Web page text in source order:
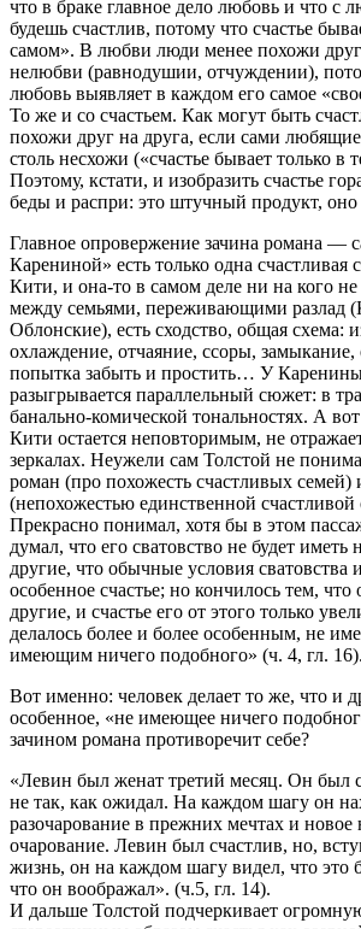
что в бpаке главное дело любовь и что с
будешь счастлив, потому что счастье
самом». В любви люди менее похожи друг
нелюбви (равнодушии, отчуждении),
любовь выявляет в каждом его самое
То же и со счастьем. Как могут быть
похожи друг на друга, если сами
столь несхожи («счастье бывает только в
Поэтому, кстати, и изобразить счастье
беды и распри: это штучный продукт, оно
Главное опровержение зачина романа —
Карениной» есть только одна
Кити, и она-то в самом деле ни на кого
между семьями, переживающими разлад
Облонские), есть сходство, общая схема:
охлаждение, отчаяние, ссоры, замыкание,
попытка забыть и простить… У
разыгрывается параллельный сюжет: в
банально-комической тональностях. А
Кити остается неповторимым, не
зеркалах. Неужели сам Толстой не
роман (про похожесть счастливых семей)
(непохожестью единственной счастливой
Прекрасно понимал, хотя бы в этом
думал, что его сватовство не будет иметь
другие, что обычные условия сватовства
особенное счастье; но кончилось тем, что
другие, и счастье его от этого только
делалось более и более особенным, не
имеющим ничего подобного» (ч. 4, гл. 16).
Вот именно: человек делает то же, что и
особенное, «не имеющее ничего
зачином романа противоречит себе?
«Левин был женат третий месяц. Он был
не так, как ожидал. На каждом шагу он
разочарование в прежних мечтах и
очарование. Левин был счастлив, но,
жизнь, он на каждом шагу видел, что это
что он воображал». (ч.5, гл. 14).
И дальше Толстой подчеркивает